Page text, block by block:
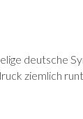
deutsche
ziemlich